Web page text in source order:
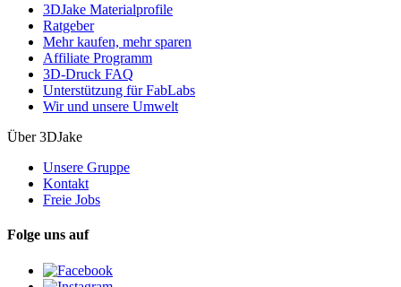
3DJake Materialprofile
Ratgeber
Mehr kaufen, mehr sparen
Affiliate Programm
3D-Druck FAQ
Unterstützung für FabLabs
Wir und unsere Umwelt
Über 3DJake
Unsere Gruppe
Kontakt
Freie Jobs
Folge uns auf